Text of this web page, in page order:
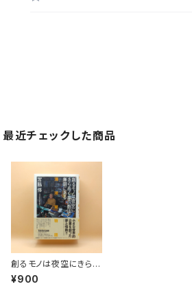
最近チェックした商品
創るモノは夜空にきらめ
く星の数ほど無限にあ
る 海洋堂物語
¥900